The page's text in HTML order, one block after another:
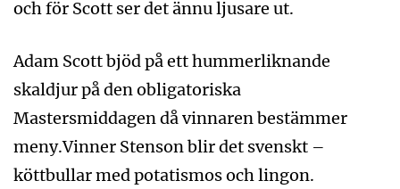
och för Scott ser det ännu ljusare ut.
Adam Scott bjöd på ett hummerliknande
skaldjur på den obligatoriska
Mastersmiddagen då vinnaren bestämmer
meny.Vinner Stenson blir det svenskt –
köttbullar med potatismos och lingon.